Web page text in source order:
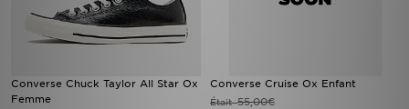
Converse Chuck Taylor All Star Ox
Femme
Converse Cruise Ox Enfant
Était55,00€